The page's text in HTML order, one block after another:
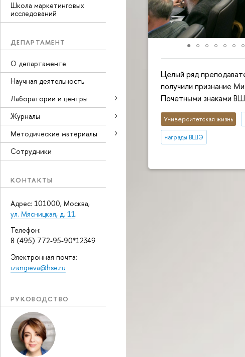
Школа маркетинговых
исследований
ДЕПАРТАМЕНТ
О департаменте
Научная деятельность
Лаборатории и центры
Журналы
Методические материалы
Сотрудники
КОНТАКТЫ
Адрес: 101000, Москва,
ул. Мясницкая, д. 11.
Телефон:
8 (495) 772-95-90*12349
Электронная почта:
izangieva@hse.ru
РУКОВОДСТВО
Целый ряд
получили признание
Почетными знаками
Университетская жизнь
награды ВШЭ